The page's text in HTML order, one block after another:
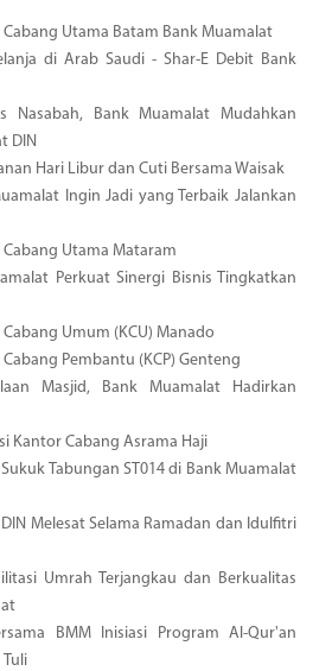
Utama Batam Bank Muamalat
di Arab Saudi - Shar-E Debit Bank
Nasabah, Bank Muamalat Mudahkan
DIN
Hari Libur dan Cuti Bersama Waisak
Ingin Jadi yang Terbaik Jalankan
Utama Mataram
Perkuat Sinergi Bisnis Tingkatkan
Umum (KCU) Manado
Pembantu (KCP) Genteng
Masjid, Bank Muamalat Hadirkan
Kantor Cabang Asrama Haji
Tabungan ST014 di Bank Muamalat
Melesat Selama Ramadan dan Idulfitri
Umrah Terjangkau dan Berkualitas
BMM Inisiasi Program Al-Qur'an